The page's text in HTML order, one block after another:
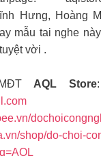
Hưng, Hoàng
mẫu tai nghe
vời .
AQL Store
shop/do-choi-